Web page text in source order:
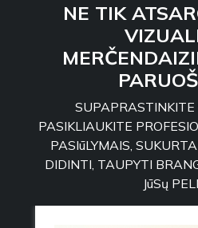
NE TIK
PASIKLIAUKITE
PASIūLYMAIS,
DIDINTI, TAUPYTI
JūSų